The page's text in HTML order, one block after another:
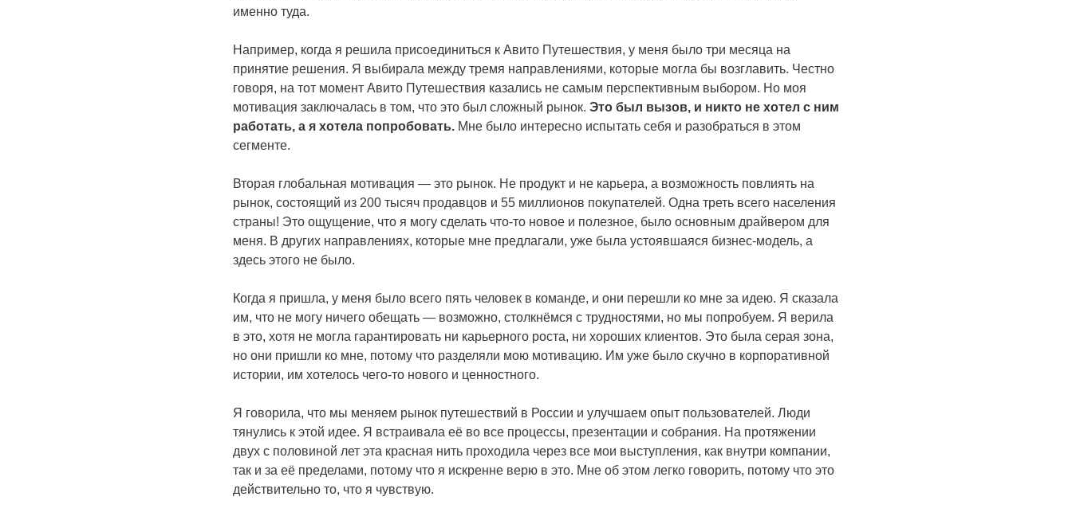
именно туда.
Например, когда я решила присоединиться к Авито Путешествия, у меня было три месяца на
принятие решения. Я выбирала между тремя направлениями, которые могла бы возглавить. Честно
говоря, на тот момент Авито Путешествия казались не самым перспективным выбором. Но моя
мотивация заключалась в том, что это был сложный рынок. Это был вызов, и никто не хотел с ним
работать, а я хотела попробовать. Мне было интересно испытать себя и разобраться в этом
сегменте.
Вторая глобальная мотивация — это рынок. Не продукт и не карьера, а возможность повлиять на
рынок, состоящий из 200 тысяч продавцов и 55 миллионов покупателей. Одна треть всего населения
страны! Это ощущение, что я могу сделать что-то новое и полезное, было основным драйвером для
меня. В других направлениях, которые мне предлагали, уже была устоявшаяся бизнес-модель, а
здесь этого не было.
Когда я пришла, у меня было всего пять человек в команде, и они перешли ко мне за идею. Я сказала
им, что не могу ничего обещать — возможно, столкнёмся с трудностями, но мы попробуем. Я верила
в это, хотя не могла гарантировать ни карьерного роста, ни хороших клиентов. Это была серая зона,
но они пришли ко мне, потому что разделяли мою мотивацию. Им уже было скучно в корпоративной
истории, им хотелось чего-то нового и ценностного.
Я говорила, что мы меняем рынок путешествий в России и улучшаем опыт пользователей. Люди
тянулись к этой идее. Я встраивала её во все процессы, презентации и собрания. На протяжении
двух с половиной лет эта красная нить проходила через все мои выступления, как внутри компании,
так и за её пределами, потому что я искренне верю в это. Мне об этом легко говорить, потому что это
действительно то, что я чувствую.